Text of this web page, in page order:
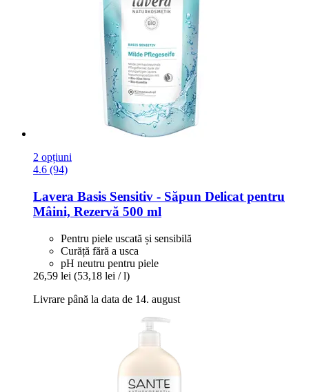
2 opțiuni
4.6 (94)
Lavera Basis Sensitiv -​ Săpun Delicat pentru
Mâini, Rezervă 500 ml
Pentru piele uscată și sensibilă
Curăță fără a usca
pH neutru pentru piele
26,59 lei (53,18 lei / l)
Livrare până la data de 14. august